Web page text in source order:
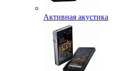
Активная акустика